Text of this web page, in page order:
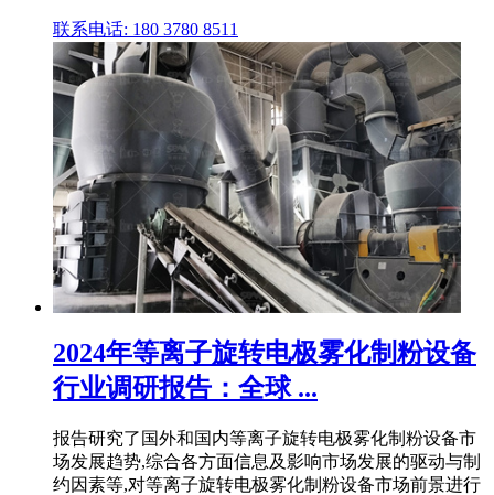
联系电话: 180 3780 8511
2024年等离子旋转电极雾化制粉设备
行业调研报告：全球 ...
报告研究了国外和国内等离子旋转电极雾化制粉设备市
场发展趋势,综合各方面信息及影响市场发展的驱动与制
约因素等,对等离子旋转电极雾化制粉设备市场前景进行